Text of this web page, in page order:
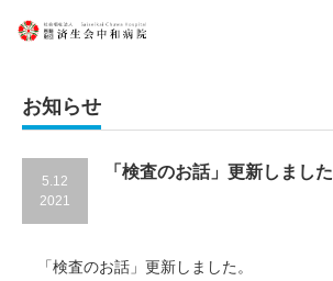
お知らせ
5.12
2021
「検査のお話」更新しました
「検査のお話」更新しました。